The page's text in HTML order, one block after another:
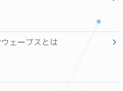
ェーブスとは